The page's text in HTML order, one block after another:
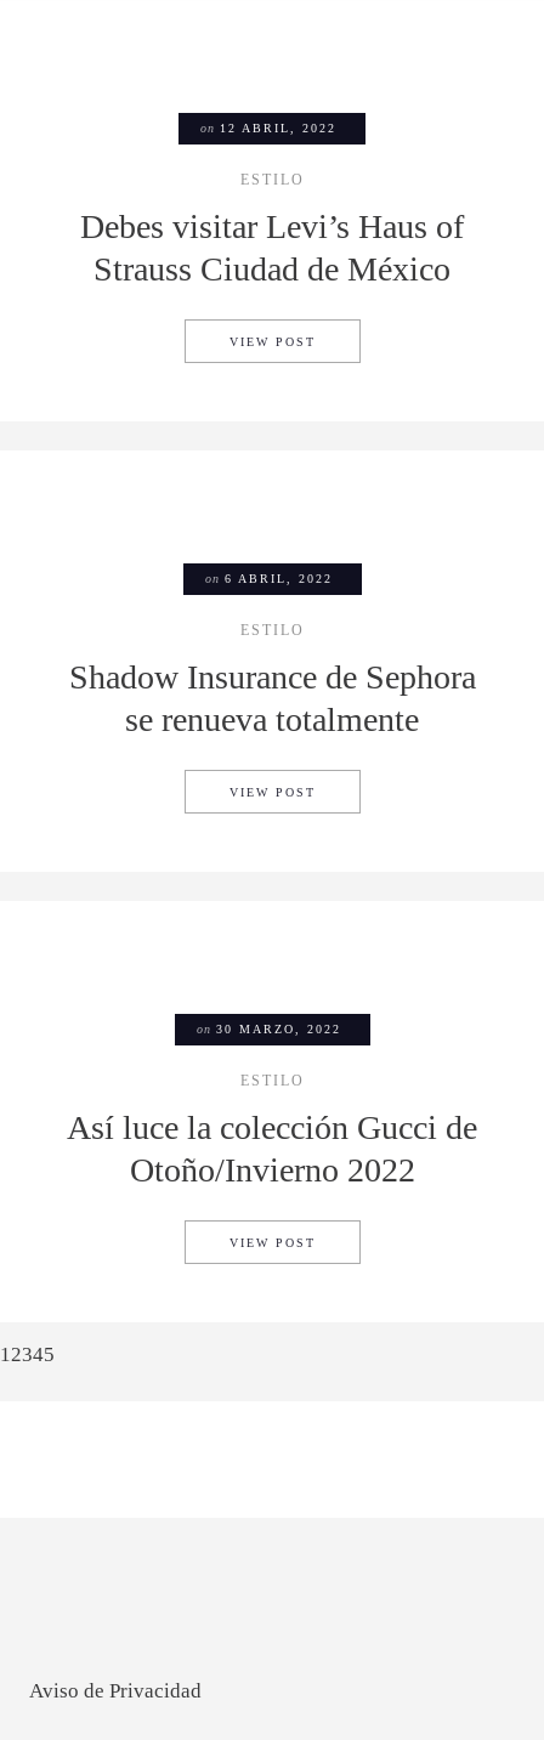
on 12 ABRIL, 2022
ESTILO
Debes visitar Levi’s Haus of
Strauss Ciudad de México
VIEW POST
on 6 ABRIL, 2022
ESTILO
Shadow Insurance de Sephora
se renueva totalmente
VIEW POST
on 30 MARZO, 2022
ESTILO
Así luce la colección Gucci de
Otoño/Invierno 2022
VIEW POST
12345
Aviso de Privacidad